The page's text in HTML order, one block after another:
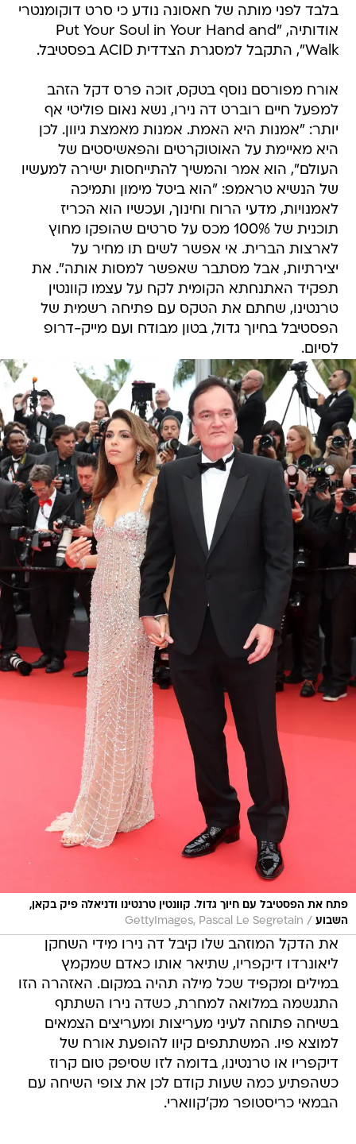
בלבד לפני מותה של חאסונה נודע כי סרט דוקומנטרי
אודותיה, "Put Your Soul in Your Hand and
Walk", התקבל למסגרת הצדדית ACID בפסטיבל.
אורח מפורסם נוסף בטקס, זוכה פרס דקל הזהב
למפעל חיים רוברט דה נירו, נשא נאום פוליטי אף
יותר: "אמנות היא האמת. אמנות מאמצת גיוון. לכן
היא מאיימת על האוטוקרטים והפאשיסטים של
העולם", הוא אמר והמשיך להתייחסות ישירה למעשיו
של הנשיא טראמפ: "הוא ביטל מימון ותמיכה
לאמנויות, מדעי הרוח וחינוך, ועכשיו הוא הכריז
תוכנית של 100% מכס על סרטים שהופקו מחוץ
לארצות הברית. אי אפשר לשים תו מחיר על
יצירתיות, אבל מסתבר שאפשר למסות אותה". את
תפקיד האתנחתא הקומית לקח על עצמו קוונטין
טרנטינו, שחתם את הטקס עם פתיחה רשמית של
הפסטיבל בחיוך גדול, בטון מבודח ועם מייק-דרופ
לסיום.
פתח את הפסטיבל עם חיוך גדול. קוונטין טרנטינו ודניאלה פיק בקאן,
השבוע /
GettyImages, Pascal Le Segretain
את הדקל המוזהב שלו קיבל דה נירו מידי השחקן
ליאונרדו דיקפריו, שתיאר אותו כאדם שמקמץ
במילים ומקפיד שכל מילה תהיה במקום. האזהרה הזו
התגשמה במלואה למחרת, כשדה נירו השתתף
בשיחה פתוחה לעיני מעריצות ומעריצים הצמאים
למוצא פיו. המשתתפים קיוו להופעת אורח של
דיקפריו או טרנטינו, בדומה לזו שסיפק טום קרוז
כשהפתיע כמה שעות קודם לכן את צופי השיחה עם
הבמאי כריסטופר מק'קווארי.